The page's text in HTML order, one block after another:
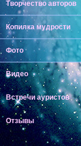
Творчество авторов
Копилка мудрости
Фото
Видео
Встречи ауристов
Отзывы